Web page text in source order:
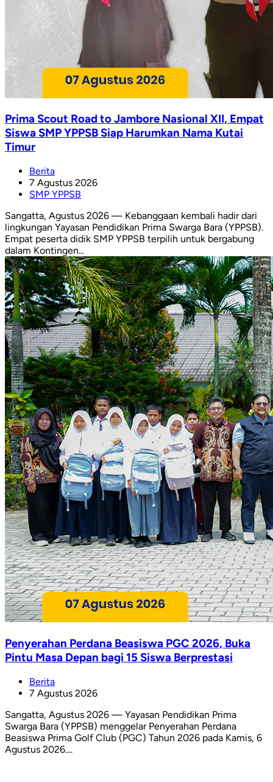
Prima Scout Road to Jambore Nasional XII, Empat
Siswa SMP YPPSB Siap Harumkan Nama Kutai
Timur
Berita
7 Agustus 2026
SMP YPPSB
Sangatta, Agustus 2026 — Kebanggaan kembali hadir dari
lingkungan Yayasan Pendidikan Prima Swarga Bara (YPPSB).
Empat peserta didik SMP YPPSB terpilih untuk bergabung
dalam Kontingen...
Penyerahan Perdana Beasiswa PGC 2026, Buka
Pintu Masa Depan bagi 15 Siswa Berprestasi
Berita
7 Agustus 2026
Sangatta, Agustus 2026 — Yayasan Pendidikan Prima
Swarga Bara (YPPSB) menggelar Penyerahan Perdana
Beasiswa Prima Golf Club (PGC) Tahun 2026 pada Kamis, 6
Agustus 2026....